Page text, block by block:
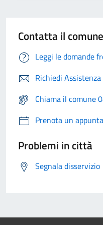
Contatta il comune
Leggi le domande
Richiedi Assistenza
Chiama il comune
Prenota un
Problemi in città
Segnala disservizio